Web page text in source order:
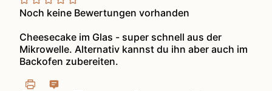
Noch keine Bewertungen vorhanden
Cheesecake im Glas - super schnell aus der
Mikrowelle. Alternativ kannst du ihn aber auch im
Backofen zubereiten.